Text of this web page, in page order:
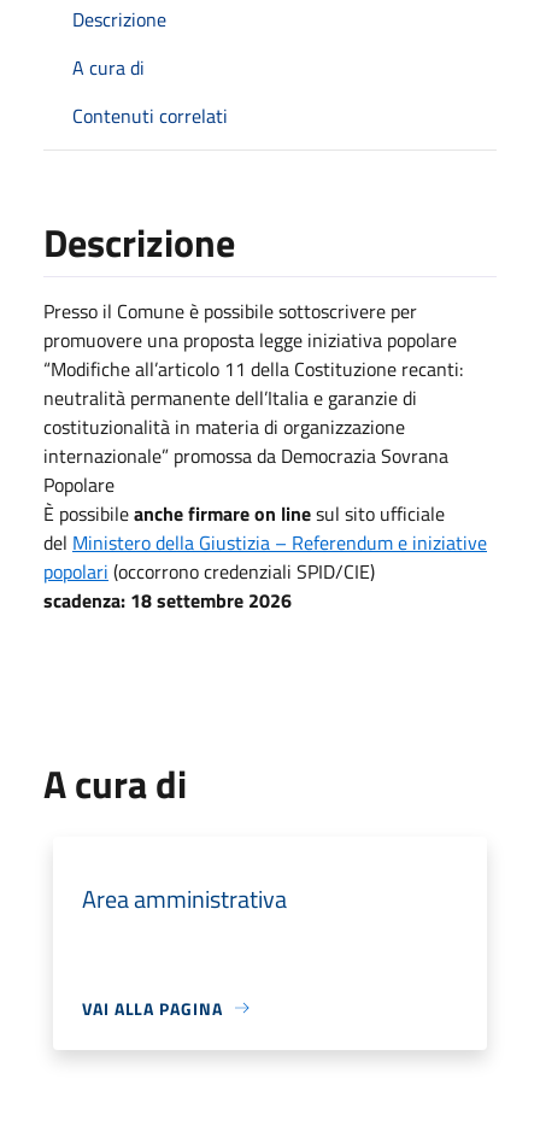
Descrizione
A cura di
Contenuti correlati
Descrizione
Presso il Comune è possibile sottoscrivere per
promuovere una proposta legge iniziativa popolare
“Modifiche all’articolo 11 della Costituzione recanti:
neutralità permanente dell’Italia e garanzie di
costituzionalità in materia di organizzazione
internazionale” promossa da Democrazia Sovrana
Popolare
È possibileanche firmareon linesul sito ufficiale
del Ministero della Giustizia – Referendum e iniziative
popolari (occorrono credenziali SPID/CIE)
scadenza: 18 settembre 2026
A cura di
Area amministrativa
VAI ALLA PAGINA